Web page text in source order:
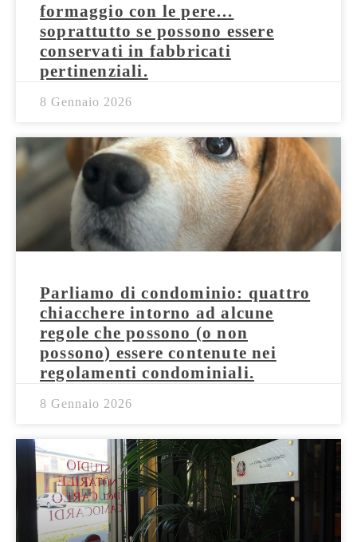
formaggio con le pere…
soprattutto se possono essere
conservati in fabbricati
pertinenziali.
8 Gennaio 2026
Parliamo di condominio: quattro
chiacchere intorno ad alcune
regole che possono (o non
possono) essere contenute nei
regolamenti condominiali.
8 Gennaio 2026